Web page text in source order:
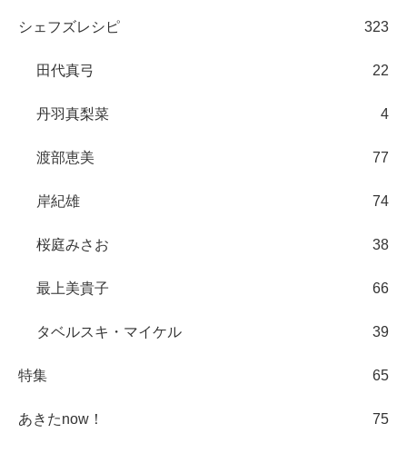
シェフズレシピ 323
田代真弓 22
丹羽真梨菜 4
渡部恵美 77
岸紀雄 74
桜庭みさお 38
最上美貴子 66
タベルスキ・マイケル 39
特集 65
あきたnow！ 75